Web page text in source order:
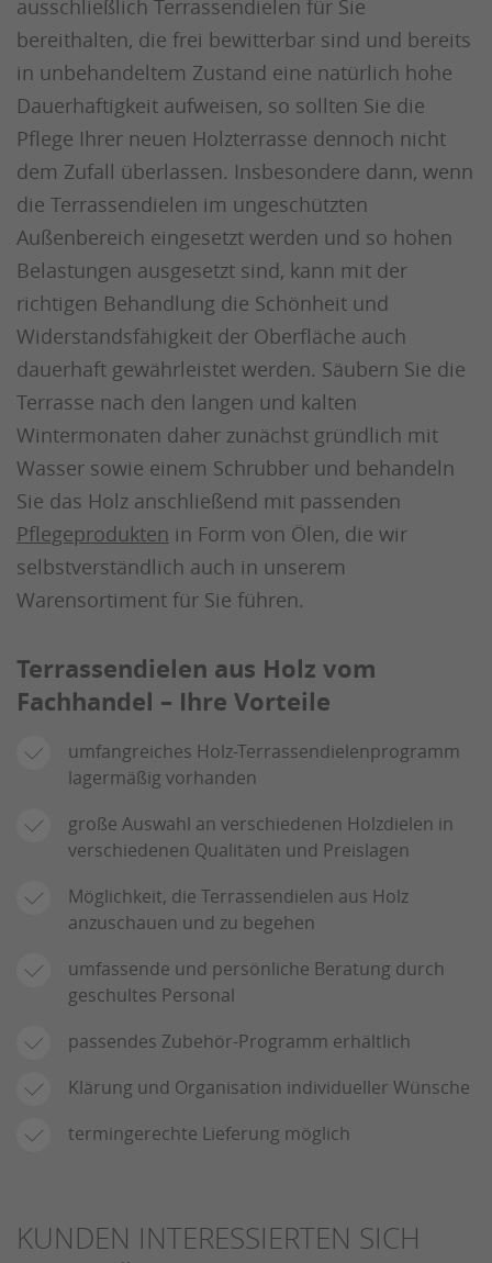
ausschließlich Terrassendielen für Sie
bereithalten, die frei bewitterbar sind und bereits
in unbehandeltem Zustand eine natürlich hohe
Dauerhaftigkeit aufweisen, so sollten Sie die
Pflege Ihrer neuen Holzterrasse dennoch nicht
dem Zufall überlassen. Insbesondere dann, wenn
die Terrassendielen im ungeschützten
Außenbereich eingesetzt werden und so hohen
Belastungen ausgesetzt sind, kann mit der
richtigen Behandlung die Schönheit und
Widerstandsfähigkeit der Oberfläche auch
dauerhaft gewährleistet werden. Säubern Sie die
Terrasse nach den langen und kalten
Wintermonaten daher zunächst gründlich mit
Wasser sowie einem Schrubber und behandeln
Sie das Holz anschließend mit passenden
Pflegeprodukten in Form von Ölen, die wir
selbstverständlich auch in unserem
Warensortiment für Sie führen.
Terrassendielen aus Holz vom
Fachhandel – Ihre Vorteile
umfangreiches Holz-Terrassendielenprogramm
lagermäßig vorhanden
große Auswahl an verschiedenen Holzdielen in
verschiedenen Qualitäten und Preislagen
Möglichkeit, die Terrassendielen aus Holz
anzuschauen und zu begehen
umfassende und persönliche Beratung durch
geschultes Personal
passendes Zubehör-Programm erhältlich
Klärung und Organisation individueller Wünsche
termingerechte Lieferung möglich
KUNDEN INTERESSIERTEN SICH